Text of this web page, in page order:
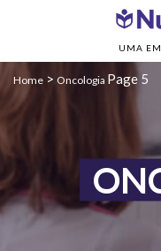
UMA
Home > Oncologia Page 5